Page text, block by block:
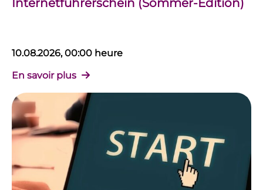
Internetführerschein (Sommer-Edition)
10.08.2026, 00:00 heure
En savoir plus